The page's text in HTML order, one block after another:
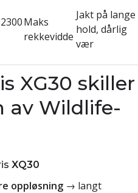
Maks
rekkevidde
Jakt på lange
hold, dårlig
vær
XG30 skiller
av Wildlife-
XQ30
oppløsning → langt